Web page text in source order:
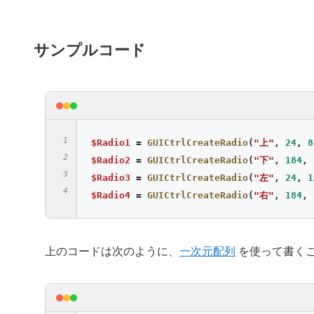
サンプルコード
$Radio1 = GUICtrlCreateRadio( "上" , 24 ,
$Radio2 = GUICtrlCreateRadio( "下" , 184 ,
$Radio3 = GUICtrlCreateRadio( "左" , 24 ,
$Radio4 = GUICtrlCreateRadio( "右" , 184 ,
上のコードは次のように、 一次元配列 を使って書く